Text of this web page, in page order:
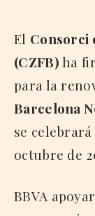
El Consorci
(CZFB)ha
para la
Barcelona
se
octubre de
BBVA